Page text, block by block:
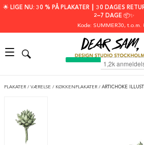
🌟 LIGE NU: 30 % PÅ PLAKATER ┃ 30 DAGES
2–7 DAGE 📦✨
Kode: SUMMER30, t.o.m.
PLAKATER / VÆRELSE / KØKKENPLAKATER / ARTICHOKE